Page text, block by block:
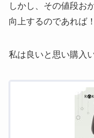
しかし、その値段お
向上するのであれば
私は良いと思い購入